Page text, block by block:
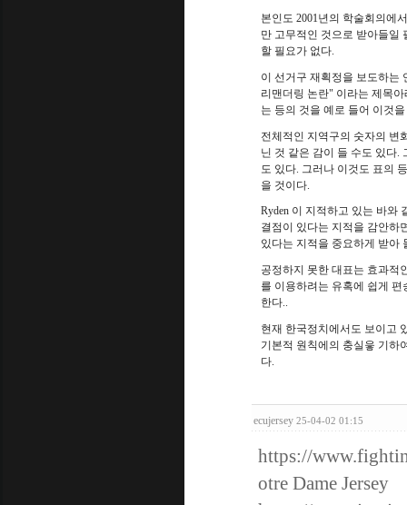
본인도 2001년의 학술회의에서
만 고무적인 것으로 받아들일
할 필요가 없다.
이 선거구 재획정을 보도하는
리맨더링 논란" 이라는 제목
는 등의 것을 예로 들어 이것
전체적인 지역구의 숫자의 변
닌 것 같은 감이 들 수도 있다.
도 있다. 그러나 이것도 표의
을 것이다.
Ryden 이 지적하고 있는 바와
결점이 있다는 지적을 감안하
있다는 지적을 중요하게 받아
공정하지 못한 대표는 효과적
를 이용하려는 유혹에 쉽게
한다..
현재 한국정치에서도 보이고
기본적 원칙에의 충실읗 기하
다.
ecujersey 25-04-02 01:15
https://
otre Dame Jersey